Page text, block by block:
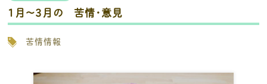
1月～3月の 苦情・意見
苦情情報